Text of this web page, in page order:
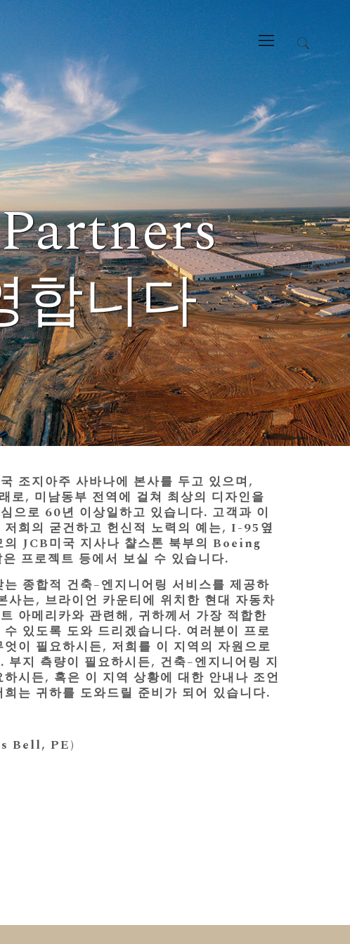
합니다
조지아주 사바나에 본사를 두고 있으며,
로, 미남동부 전역에 걸쳐 최상의 디자인을
으로 60년 이상일하고 있습니다. 고객과 이
저희의 굳건하고 헌신적 노력의 예는, I-95옆
의 JCB미국 지사나 챨스톤 북부의 Boeing
프로젝트 등에서 보실 수 있습니다.
종합적 건축–엔지니어링 서비스를 제공하
사는, 브라이언 카운티에 위치한 현대 자동차
아메리카와 관련해, 귀하께서 가장 적합한
있도록 도와 드리겠습니다. 여러분이 프로
이 필요하시든, 저희를 이 지역의 자원으로
부지 측량이 필요하시든, 건축–엔지니어링 지
시든, 혹은 이 지역 상황에 대한 안내나 조언
는 귀하를 도와드릴 준비가 되어 있습니다.
Bell, PE)